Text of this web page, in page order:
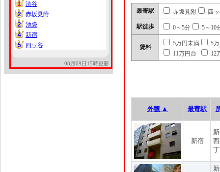
1
1
渋谷
2
2
赤坂見附
2
2
池袋
4
4
新宿
5
5 四ッ谷
08月09日15時更新
最寄駅 赤坂見附 四
駅徒歩 0～5分 5～10
賃料
5万円未満
5
11万円台
12
外観 ▲ 最寄駅
新宿